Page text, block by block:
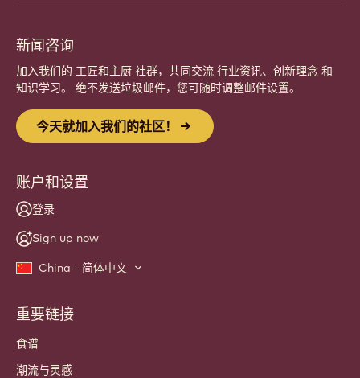
新闻咨询
加入我们的 工匠和主厨 社群，共同交流 行业资讯、创新理念 和
知识学习。 绝不发送垃圾邮件，您可随时调整邮件设置。
今天就加入我们的社区！
账户和设置
登录
Sign up now
China - 简体中文
Footer
Callebaut
重要链接
食谱
潮流与灵感